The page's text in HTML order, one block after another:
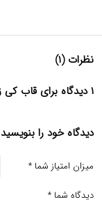
نظرات (۱)
۱ دیدگاه برای قاب کی زد دو Kzdoo Ares Sport Iphone
دیدگاه خود را بنویسید
میزان امتیاز شما *
دیدگاه شما *